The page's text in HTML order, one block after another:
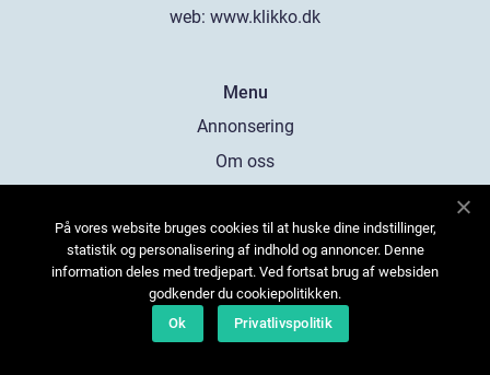
web: www.klikko.dk
Menu
Annonsering
Om oss
Kontakta oss
Sitemap
På vores website bruges cookies til at huske dine indstillinger,
statistik og personalisering af indhold og annoncer. Denne
information deles med tredjepart. Ved fortsat brug af websiden
godkender du cookiepolitikken.
Ok
Privatlivspolitik